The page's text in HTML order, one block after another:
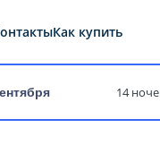
Как купить
14